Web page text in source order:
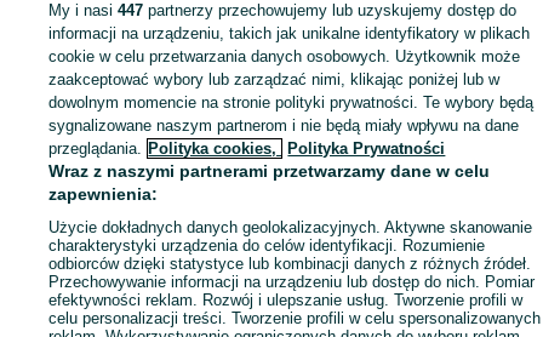
My i nasi447 partnerzy przechowujemy lub uzyskujemy dostęp do
informacji na urządzeniu, takich jak unikalne identyfikatory w plikach
cookie w celu przetwarzania danych osobowych. Użytkownik może
zaakceptować wybory lub zarządzać nimi, klikając poniżej lub w
dowolnym momencie na stronie polityki prywatności. Te wybory będą
sygnalizowane naszym partnerom i nie będą miały wpływu na dane
przeglądania. Polityka cookies, Polityka Prywatności
Wraz z naszymi partnerami przetwarzamy dane w celu
zapewnienia:
Użycie dokładnych danych geolokalizacyjnych. Aktywne skanowanie
charakterystyki urządzenia do celów identyfikacji. Rozumienie
odbiorców dzięki statystyce lub kombinacji danych z różnych źródeł.
Przechowywanie informacji na urządzeniu lub dostęp do nich. Pomiar
efektywności reklam. Rozwój i ulepszanie usług. Tworzenie profili w
celu personalizacji treści. Tworzenie profili w celu spersonalizowanych